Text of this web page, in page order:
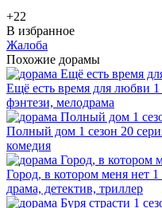
+22
В избранное
Жалоба
Похожие дорамы
Ещё есть время для любви 1
фэнтези, мелодрама
Полный дом 1 сезон 20
комедия
Город, в котором меня нет 1
драма, детектив, триллер